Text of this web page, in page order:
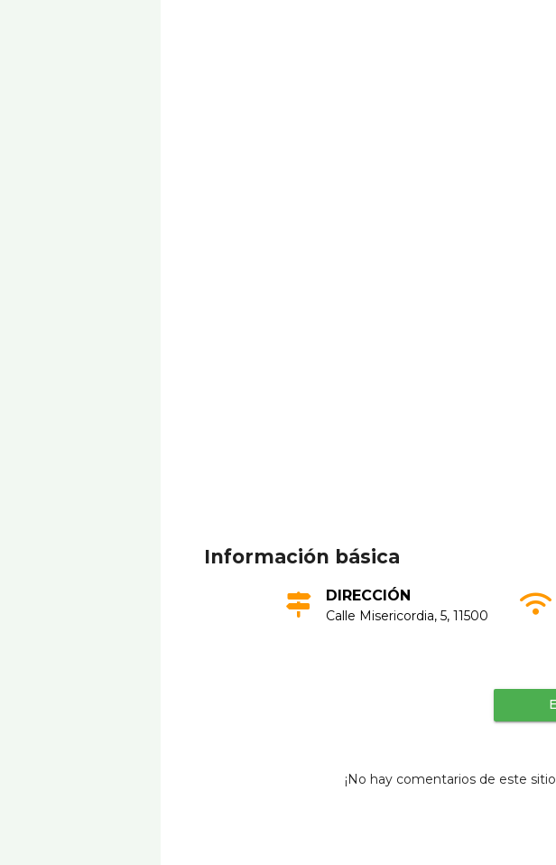
Información básica
DIRECCIÓN
Calle Misericordia, 5, 11500
¡No hay comentarios de este